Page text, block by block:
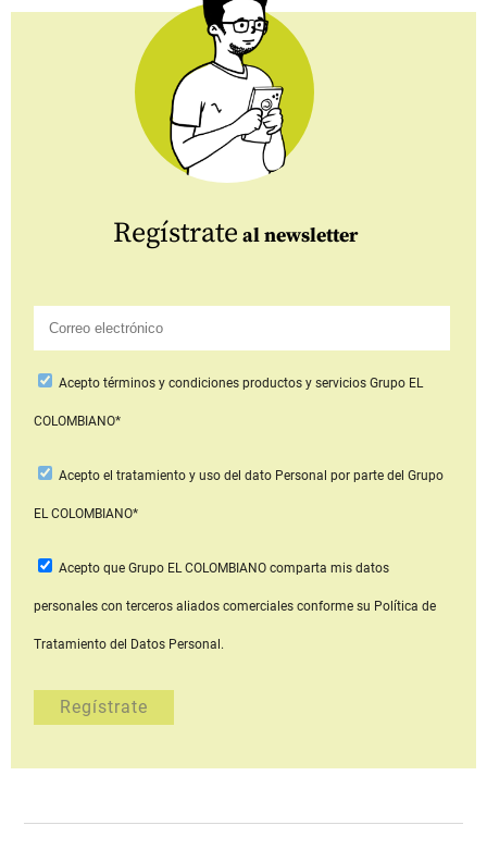
Regístrate al newsletter
Aceptotérminos y condiciones productos y serviciosGrupo EL
COLOMBIANO*
Acepto el tratamiento y uso del dato Personal por parte del Grupo
EL COLOMBIANO*
Acepto que Grupo EL COLOMBIANOcomparta mis datos
personales con terceros aliados comerciales conforme su Política de
Tratamiento del Datos Personal.